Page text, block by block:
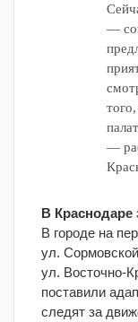
—
—
В
В городе на
ул.
ул. Восточно-
поставили
следят за